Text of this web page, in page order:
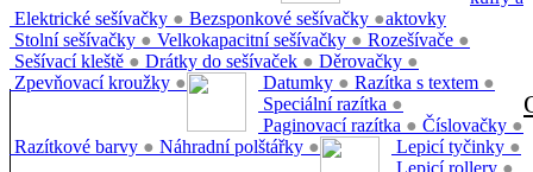
Elektrické sešívačky ● Bezsponkové sešívačky ●
Stolní sešívačky ● Velkokapacitní sešívačky ● Rozešívače ●
Sešívací kleště ● Drátky do sešívaček ● Děrovačky ●
Zpevňovací kroužky ● Datumky ● Razítka s textem ●
Speciální razítka ●
Paginovací razítka ● Číslovačky ●
Razítkové barvy ● Náhradní polštářky ● Lepicí tyčinky ●
Lepicí rollery ●
aktovky